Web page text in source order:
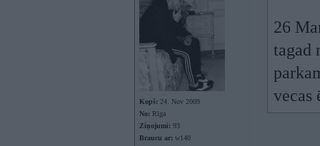
Kopš: 24. Nov 2009
No: Rīga
Ziņojumi: 93
Braucu ar: w140
26
tagad
vecas